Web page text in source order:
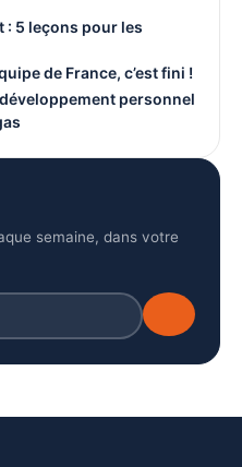
: 5 leçons pour les
de France, c’est fini !
personnel
semaine, dans votre